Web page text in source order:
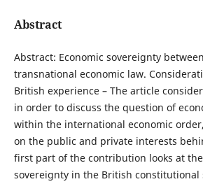
Abstract
Abstract: Economic sovereignty
transnational economic law.
British experience – The article
in order to discuss the question of
within the international economic
on the public and private interests
first part of the contribution looks at
sovereignty in the British